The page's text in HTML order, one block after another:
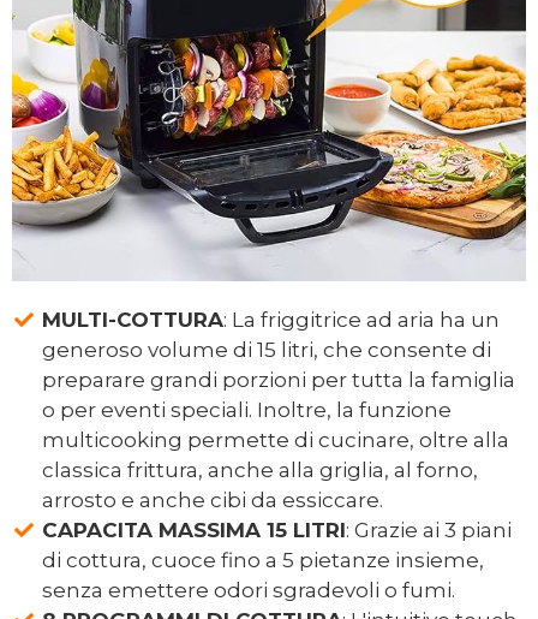
MULTI-COTTURA: La friggitrice ad aria ha un
generoso volume di 15 litri, che consente di
preparare grandi porzioni per tutta la famiglia
o per eventi speciali. Inoltre, la funzione
multicooking permette di cucinare, oltre alla
classica frittura, anche alla griglia, al forno,
arrosto e anche cibi da essiccare.
CAPACITA MASSIMA 15 LITRI: Grazie ai 3 piani
di cottura, cuoce fino a 5 pietanze insieme,
senza emettere odori sgradevoli o fumi.